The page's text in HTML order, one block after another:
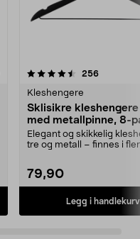
256
Kleshengere
Sklisikre
med metallpinne, 8-
Elegant og skikkelig
tre og metall – finnes i
79,90
Legg i handlekurv
4.5av 5 stjerner